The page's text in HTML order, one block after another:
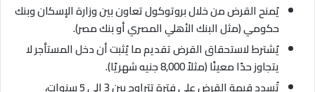
يُمنح القرض من خلال بروتوكول تعاون بين وزارة الإسكان وبنك
حكومي (مثل البنك الأهلي المصري أو بنك مصر).
يُشترط لاستحقاق القرض تقديم ما يُثبت أن دخل المستأجر لا
يتجاوز حدًا معينًا (مثلاً 8,000 جنيه شهريًا)
.
تُسدد قيمة القرض على فترة تتراوح بين 3 إلى 5 سنوات،